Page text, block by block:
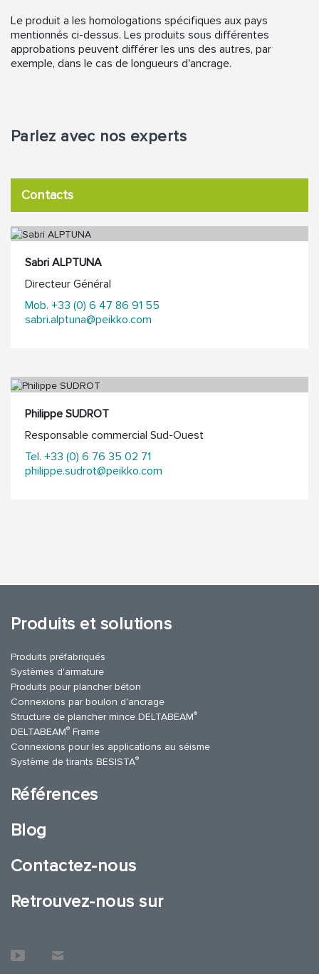
Le produit a les homologations spécifiques aux pays
mentionnés ci-dessus. Les produits sous différentes
approbations peuvent différer les uns des autres, par
exemple, dans le cas de longueurs d'ancrage.
Parlez avec nos experts
Contacts
Sabri ALPTUNA
Directeur Général
Mob. +33 (0) 6 47 86 91 55
sabri.alptuna@peikko.com
Philippe SUDROT
Responsable commercial Sud-Ouest
Tel. +33 (0) 6 76 35 02 71
philippe.sudrot@peikko.com
Produits et solutions
Produits préfabriqués
Systèmes d'armature
Produits pour plancher béton
Connexions par boulon d'ancrage
Structure de plancher mince DELTABEAM®
DELTABEAM® Frame
Connexions pour les applications au séisme
Système de tirants BESISTA®
Références
Blog
Contactez-nous
Retrouvez-nous sur